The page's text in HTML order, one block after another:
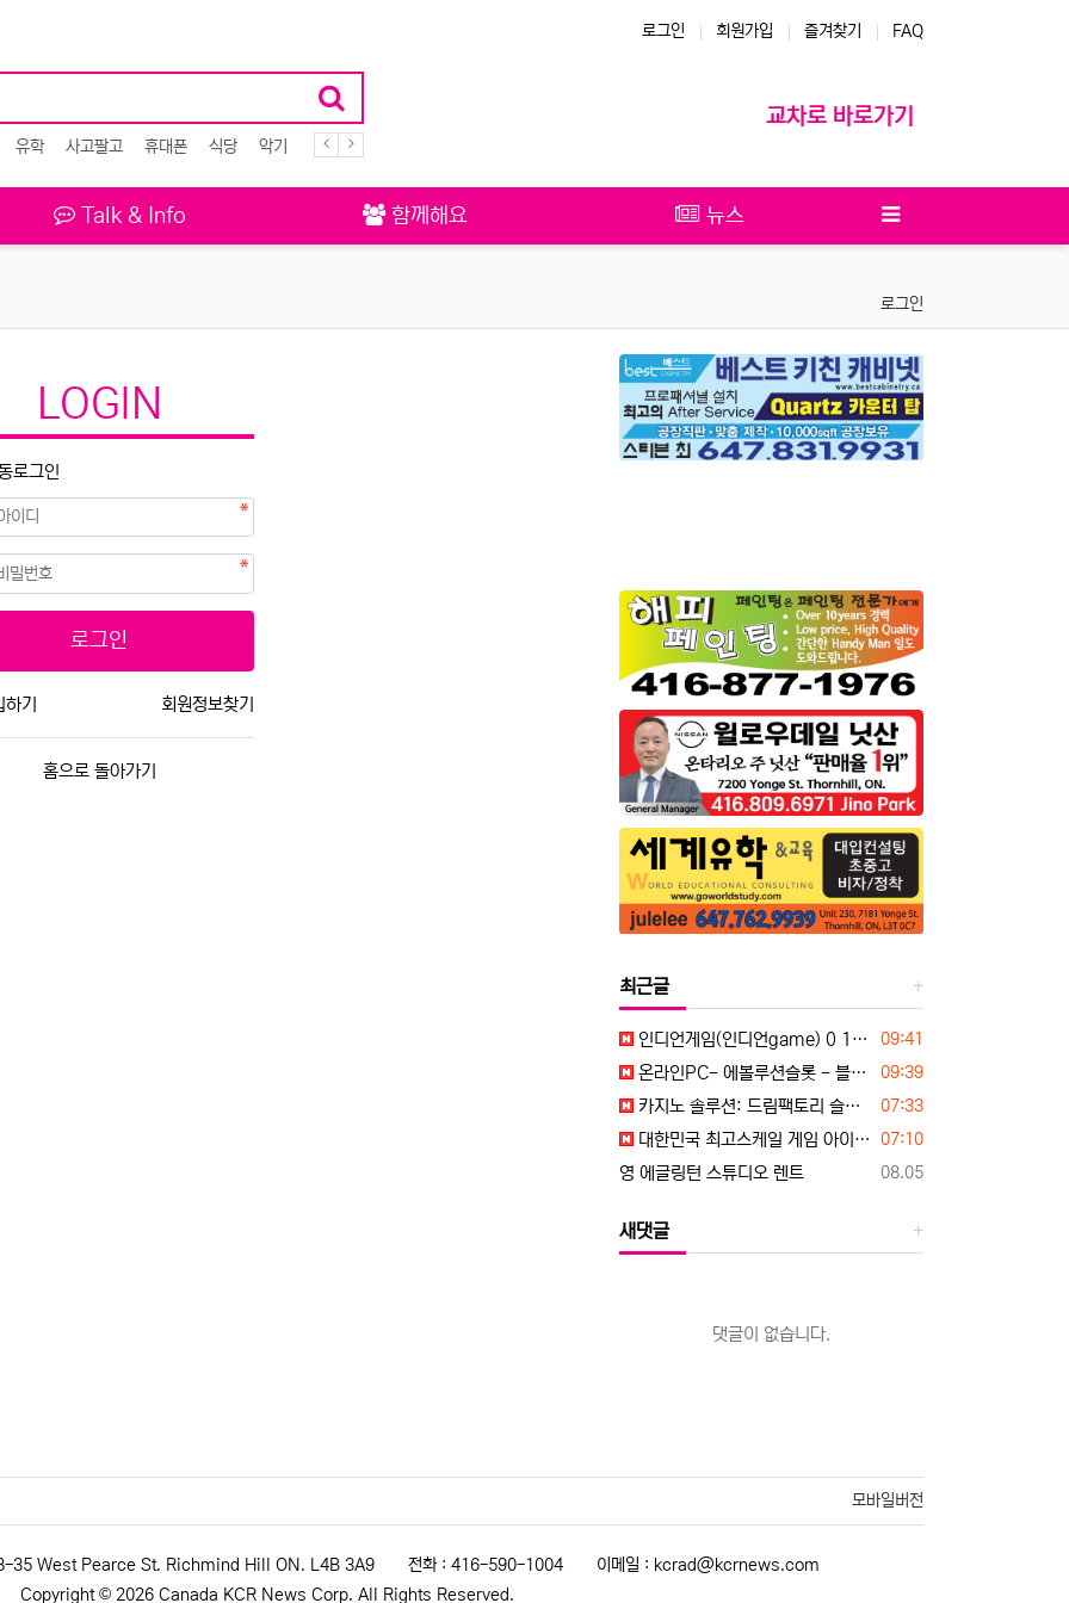
로그인 회원가입 즐겨찾기 FAQ
유학 사고팔고 휴대폰 식당 악기 자동차
교차로 바로가기
Talk & Info 함께해요 뉴스
로그인
LOGIN
로그인
수
필수
로그인
기 회원정보찾기
홈으로 돌아가기
최근글
등록일
09:41
인디언게임(인디언game) 0 1 0. 817 9. 52 74
등록일
09:39
온라인PC- 에볼루션슬롯 - 블루게임 WWW.fefas.net 아이슬롯아시아
등록일
07:33
카지노 솔루션: 드림팩토리 슬롯알본사 / 슬롯알공급 / 슬롯API ☎ 탤 레 : dreamfactory365
등록일
07:10
대한민국 최고스케일 게임 아이슬롯(islot-asia) 공식에이전시 99억잭팟이 터져요~
등록일
08.05
영 에글링턴 스튜디오 렌트
새댓글
댓글이 없습니다.
모바일버전
35 West Pearce St. Richmind Hill ON. L4B 3A9 전화 : 416-590-1004 이메일 : kcrad@kcrnews.com
Copyright © 2026 Canada KCR News Corp. All Rights Reserved.